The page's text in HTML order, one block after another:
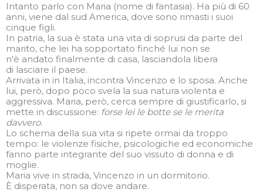
Intanto parlo con Maria (nome di fantasia). Ha più di 60
anni, viene dal sud America, dove sono rimasti i suoi
cinque figli.
In patria, la sua è stata una vita di soprusi da parte del
marito, che lei ha sopportato finché lui non se
n'è andato finalmente di casa, lasciandola libera
di lasciare il paese.
Arrivata in in Italia, incontra Vincenzo e lo sposa. Anche
lui, però, dopo poco svela la sua natura violenta e
aggressiva. Maria, però, cerca sempre di giustificarlo, si
mette in discussione: forse lei le botte se le merita
davvero.
Lo schema della sua vita si ripete ormai da troppo
tempo: le violenze fisiche, psicologiche ed economiche
fanno parte integrante del suo vissuto di donna e di
moglie.
Maria vive in strada, Vincenzo in un dormitorio.
È disperata, non sa dove andare.